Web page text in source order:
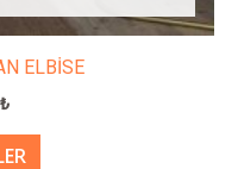
ELBİSE
₺